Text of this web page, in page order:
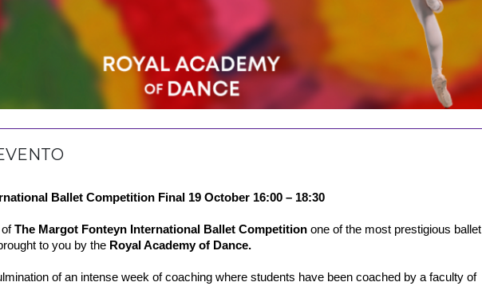
Ballet Competition Final 19 October 16:00 – 18:30
of The Margot Fonteyn International Ballet Competition one of the most prestigious ballet
to you by the Royal Academy of Dance.
of an intense week of coaching where students have been coached by a faculty of